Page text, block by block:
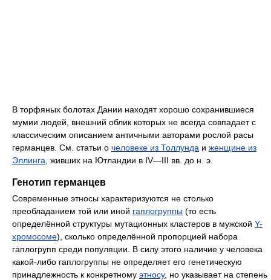
В торфяных болотах Дании находят хорошо сохранившиеся
мумии людей, внешний облик которых не всегда совпадает с
классическим описанием античными авторами рослой расы
германцев. См. статьи о человеке из Толлунда и женщине из
Эллинга , живших на Ютландии в IV—III вв. до н. э.
Генотип германцев
Современные этносы характеризуются не столько
преобладанием той или иной гаплогруппы (то есть
определённой структуры мутационных кластеров в мужской Y-
хромосоме), сколько определённой пропорцией набора
гаплогрупп среди популяции. В силу этого наличие у человека
какой-либо гаплогруппы не определяет его генетическую
принадлежность к конкретному этносу, но указывает на степень